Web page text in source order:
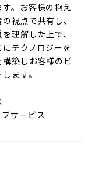
。お客様の抱え
視点で共有し、
理解した上で、
テクノロジーを
築しお客様のビ
ます。
サービス